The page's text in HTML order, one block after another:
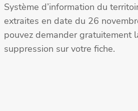
Système d’information du
extraites en date du 26
pouvez demander gratuitement
suppression sur votre fiche.